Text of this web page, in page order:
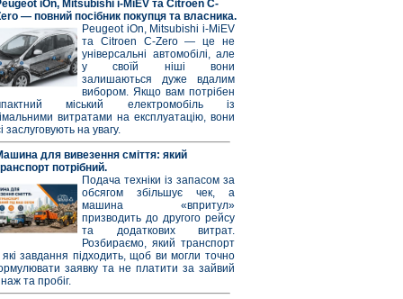
iOn, Mitsubishi i-MiEV та Citroen C-
— повний посібник покупця та власника.
Peugeot iOn, Mitsubishi i-MiEV
та Citroen C-Zero — це не
універсальні автомобілі, але
у своїй ніші вони
залишаються дуже вдалим
вибором. Якщо вам потрібен
міський електромобіль із
витратами на експлуатацію, вони
заслуговують на увагу.
для вивезення сміття: який
потрібний.
Подача техніки із запасом за
обсягом збільшує чек, а
машина «впритул»
призводить до другого рейсу
та додаткових витрат.
Розбираємо, який транспорт
які завдання підходить, щоб ви могли точно
заявку та не платити за зайвий
та пробіг.